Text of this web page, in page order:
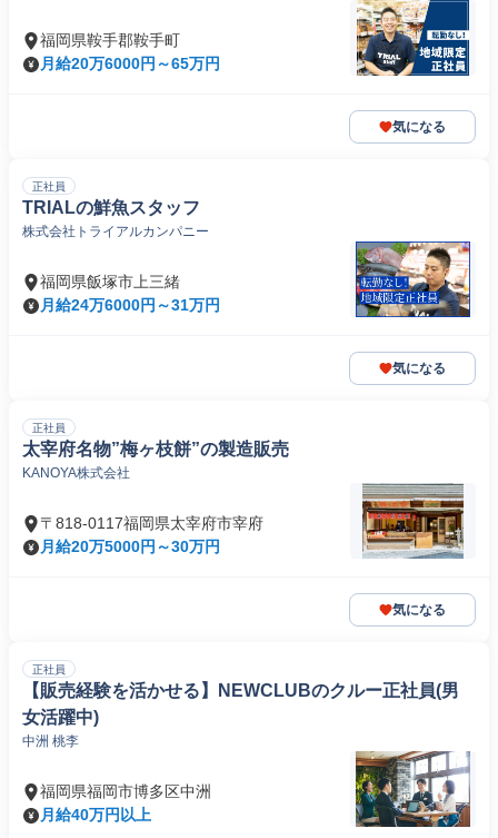
福岡県鞍手郡鞍手町
月給20万6000円～65万円
気になる
正社員
TRIALの鮮魚スタッフ
株式会社トライアルカンパニー
福岡県飯塚市上三緒
月給24万6000円～31万円
気になる
正社員
太宰府名物”梅ヶ枝餅”の製造販売
KANOYA株式会社
〒818-0117福岡県太宰府市宰府
月給20万5000円～30万円
気になる
正社員
【販売経験を活かせる】NEWCLUBのクルー正社員(男
女活躍中)
中洲 桃李
福岡県福岡市博多区中洲
月給40万円以上